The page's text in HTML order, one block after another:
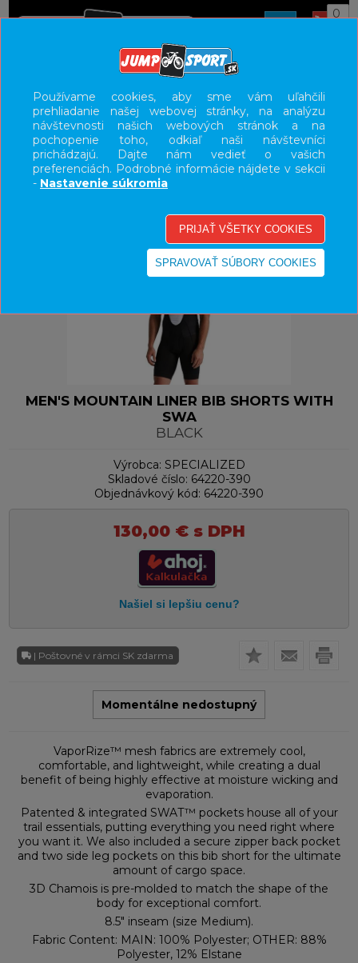
0
UŽÍVATEĽSKÝ PANEL
KATEGÓRIE
HLAVNÉ MENU
MEN'S MOUNTAIN LINER BIB SHORTS WITH
SWA
BLACK
Výrobca: SPECIALIZED
Skladové číslo: 64220-390
Objednávkový kód: 64220-390
130,00 €s DPH
| Poštovné v rámci SK zdarma
Momentálne nedostupný
VaporRize™ mesh fabrics are extremely cool,
comfortable, and lightweight, while creating a dual
benefit of being highly effective at moisture wicking and
evaporation.
Patented & integrated SWAT™ pockets house all of your
trail essentials, putting everything you need right where
you want it. We also included a secure zipper back pocket
and two side leg pockets on this bib short for the ultimate
amount of cargo space.
3D Chamois is pre-molded to match the shape of the
body for exceptional comfort.
8.5" inseam (size Medium).
Fabric Content: MAIN: 100% Polyester; OTHER: 88%
Polyester, 12% Elstane
Používame cookies, aby sme vám uľahčili
prehliadanie našej webovej stránky, na analýzu
návštevnosti našich webových stránok a na
pochopenie toho, odkiaľ naši návštevníci
prichádzajú. Dajte nám vedieť o vašich
preferenciách. Podrobné informácie nájdete v sekcii
- Nastavenie súkromia